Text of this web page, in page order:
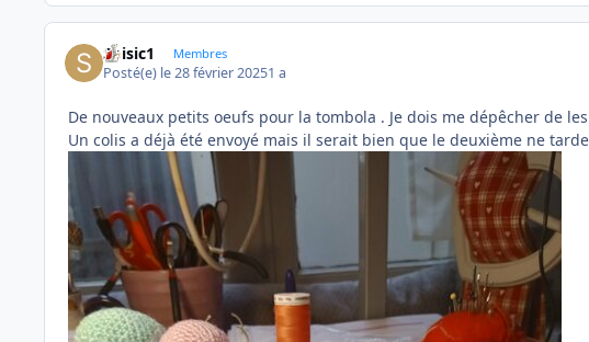
Soisic1 Membres
Posté(e) le 28 février 20251 a
De nouveaux petits oeufs pour la tombola . Je dois me dépêcher de
Un colis a déjà été envoyé mais il serait bien que le deuxième ne